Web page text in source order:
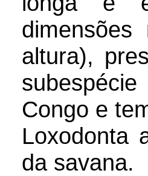
altura),
Congo e
Loxodonta
da savana.